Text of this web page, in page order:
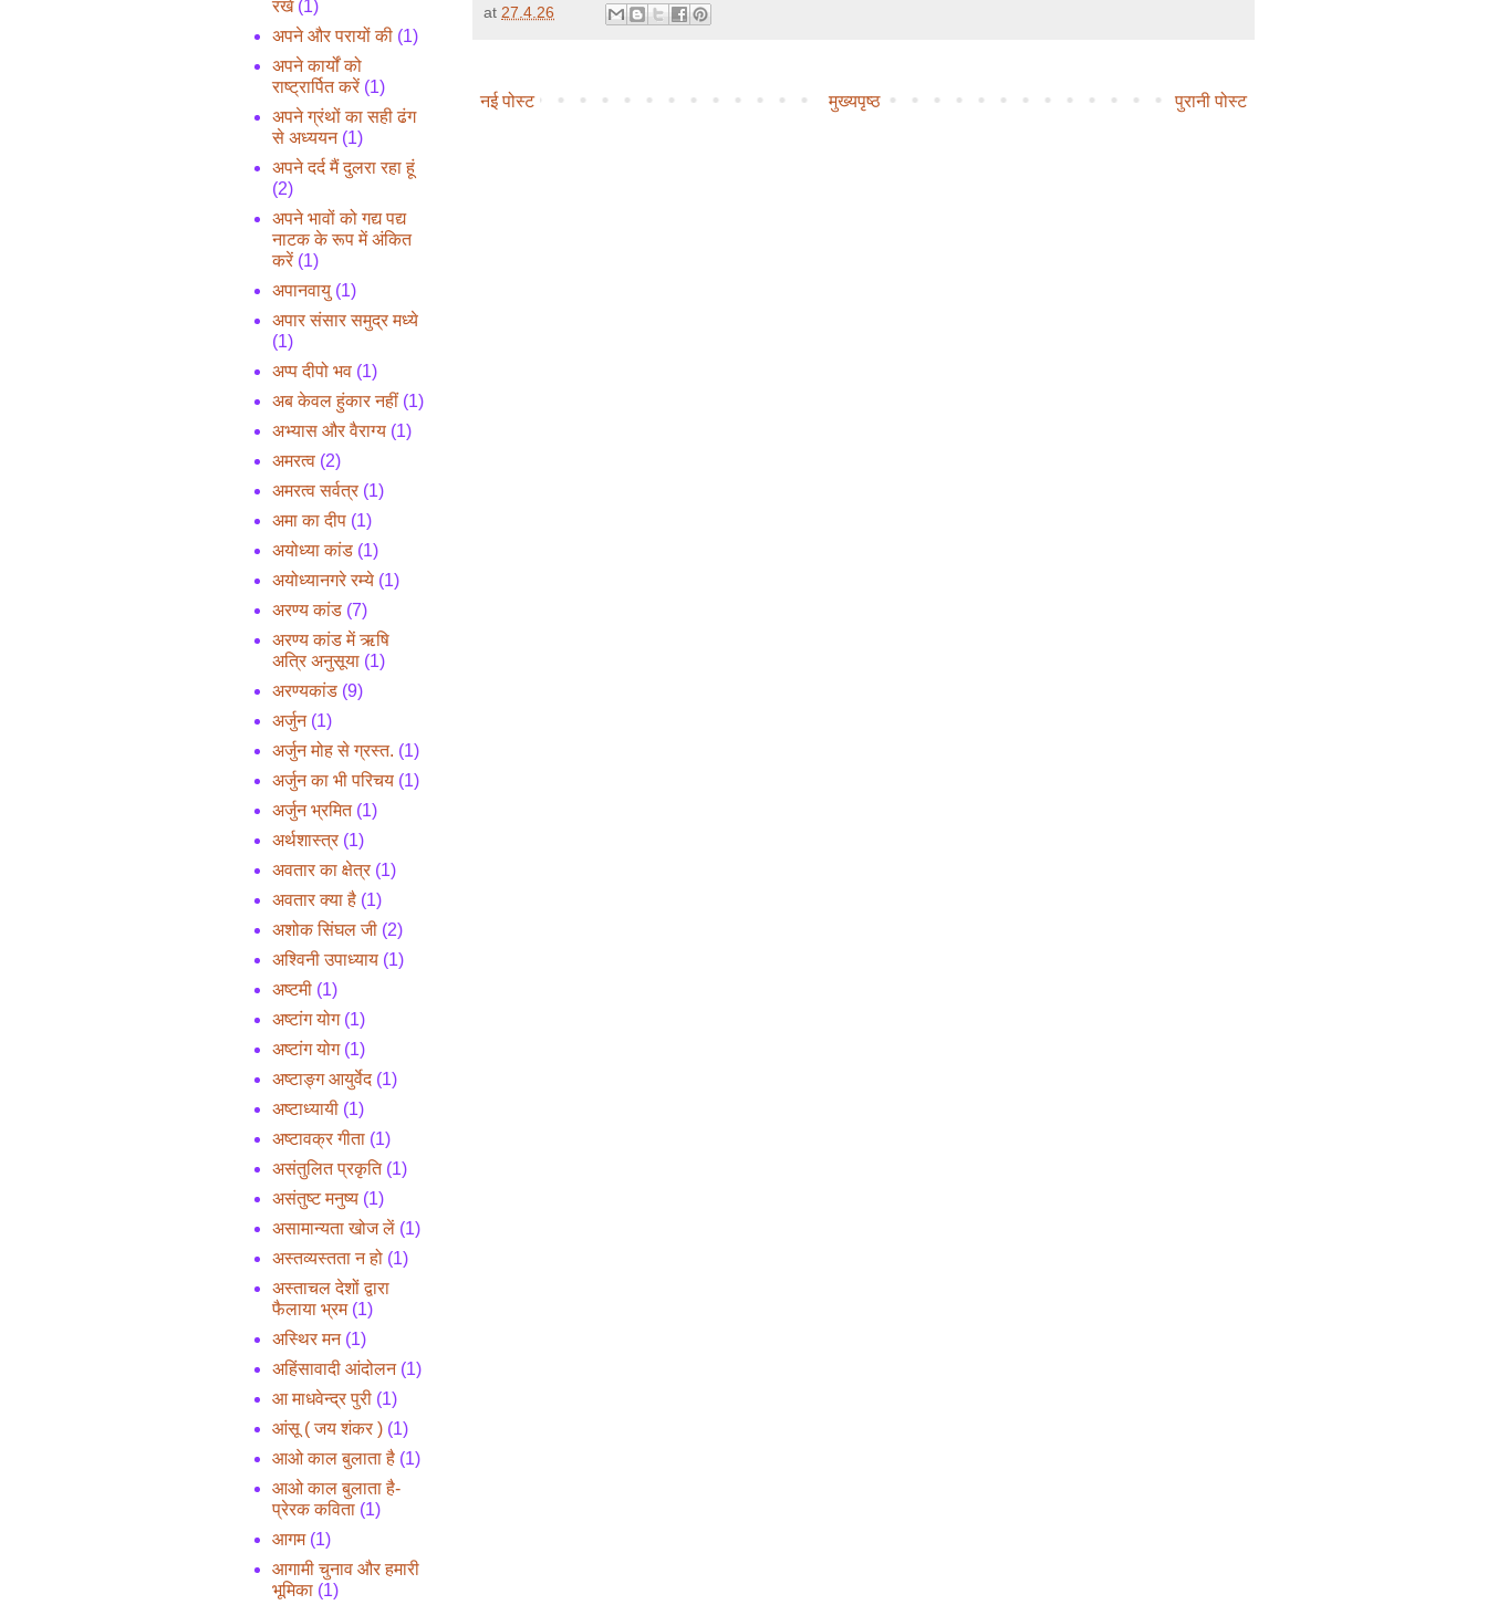
at 27.4.26
नई पोस्ट पुरानी पोस्ट
मुख्यपृष्ठ
रखें (1)
अपने और परायों की (1)
अपने कार्यों को
राष्ट्रार्पित करें (1)
अपने ग्रंथों का सही ढंग
से अध्ययन (1)
अपने दर्द मैं दुलरा रहा हूं
(2)
अपने भावों को गद्य पद्य
नाटक के रूप में अंकित
करें (1)
अपानवायु (1)
अपार संसार समुद्र मध्ये
(1)
अप्प दीपो भव (1)
अब केवल हुंकार नहीं (1)
अभ्यास और वैराग्य (1)
अमरत्व (2)
अमरत्व सर्वत्र (1)
अमा का दीप (1)
अयोध्या कांड (1)
अयोध्यानगरे रम्ये (1)
अरण्य कांड (7)
अरण्य कांड में ऋषि
अत्रि अनुसूया (1)
अरण्यकांड (9)
अर्जुन (1)
अर्जुन मोह से ग्रस्त. (1)
अर्जुन का भी परिचय (1)
अर्जुन भ्रमित (1)
अर्थशास्त्र (1)
अवतार का क्षेत्र (1)
अवतार क्या है (1)
अशोक सिंघल जी (2)
अश्विनी उपाध्याय (1)
अष्टमी (1)
अष्टांग योग (1)
अष्टांग योग (1)
अष्टाङ्ग आयुर्वेद (1)
अष्टाध्यायी (1)
अष्टावक्र गीता (1)
असंतुलित प्रकृति (1)
असंतुष्ट मनुष्य (1)
असामान्यता खोज लें (1)
अस्तव्यस्तता न हो (1)
अस्ताचल देशों द्वारा
फैलाया भ्रम (1)
अस्थिर मन (1)
अहिंसावादी आंदोलन (1)
आ माधवेन्द्र पुरी (1)
आंसू ( जय शंकर ) (1)
आओ काल बुलाता है (1)
आओ काल बुलाता है-
प्रेरक कविता (1)
आगम (1)
आगामी चुनाव और हमारी
भूमिका (1)